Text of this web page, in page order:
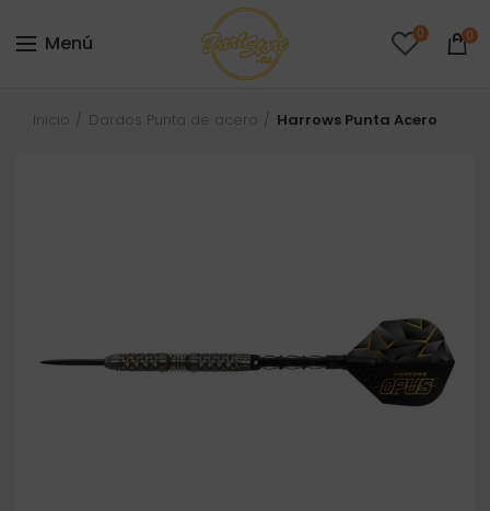
Menú 0 0
Inicio Dardos Punta de acero Harrows Punta Acero